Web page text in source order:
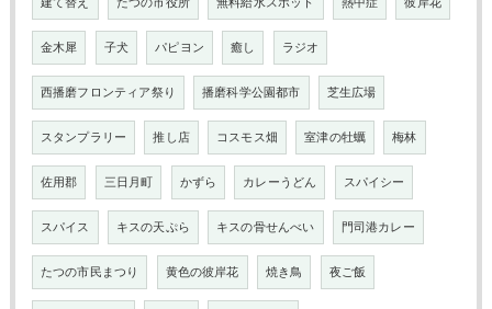
金木犀 子犬 パピヨン 癒し ラジオ
西播磨フロンティア祭り 播磨科学公園都市 芝生広場
スタンプラリー 推し店 コスモス畑 室津の牡蠣 梅林
佐用郡 三日月町 かずら カレーうどん スパイシー
スパイス キスの天ぷら キスの骨せんべい 門司港カレー
たつの市民まつり 黄色の彼岸花 焼き鳥 夜ご飯